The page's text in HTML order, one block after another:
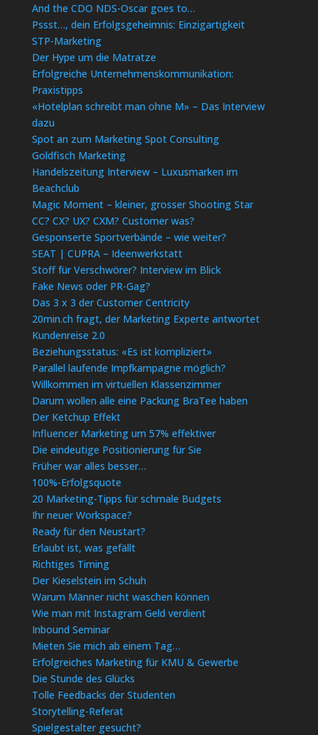
And the CDO NDS-Oscar goes to…
Pssst…, dein Erfolgsgeheimnis: Einzigartigkeit
STP-Marketing
Der Hype um die Matratze
Erfolgreiche Unternehmenskommunikation:
Praxistipps
«Hotelplan schreibt man ohne M» – Das Interview
dazu
Spot an zum Marketing Spot Consulting
Goldfisch Marketing
Handelszeitung Interview – Luxusmarken im
Beachclub
Magic Moment – kleiner, grosser Shooting Star
CC? CX? UX? CXM? Customer was?
Gesponserte Sportverbände – wie weiter?
SEAT | CUPRA – Ideenwerkstatt
Stoff für Verschwörer? Interview im Blick
Fake News oder PR-Gag?
Das 3 x 3 der Customer Centricity
20min.ch fragt, der Marketing Experte antwortet
Kundenreise 2.0
Beziehungsstatus: «Es ist kompliziert»
Parallel laufende Impfkampagne möglich?
Willkommen im virtuellen Klassenzimmer
Darum wollen alle eine Packung BraTee haben
Der Ketchup Effekt
Influencer Marketing um 57% effektiver
Die eindeutige Positionierung für Sie
Früher war alles besser…
100%-Erfolgsquote
20 Marketing-Tipps für schmale Budgets
Ihr neuer Workspace?
Ready für den Neustart?
Erlaubt ist, was gefällt
Richtiges Timing
Der Kieselstein im Schuh
Warum Männer nicht waschen können
Wie man mit Instagram Geld verdient
Inbound Seminar
Mieten Sie mich ab einem Tag…
Erfolgreiches Marketing für KMU & Gewerbe
Die Stunde des Glücks
Tolle Feedbacks der Studenten
Storytelling-Referat
Spielgestalter gesucht?